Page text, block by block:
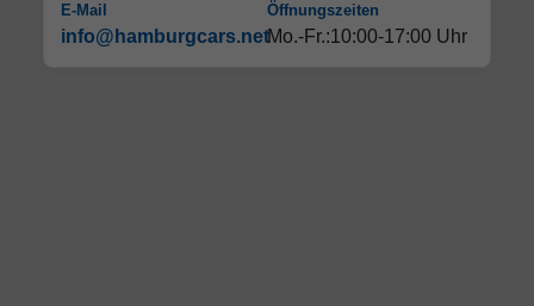
E-Mail
info@hamburgcars.net
Öffnungszeiten
Mo.-Fr.:10:00-17:00 Uhr